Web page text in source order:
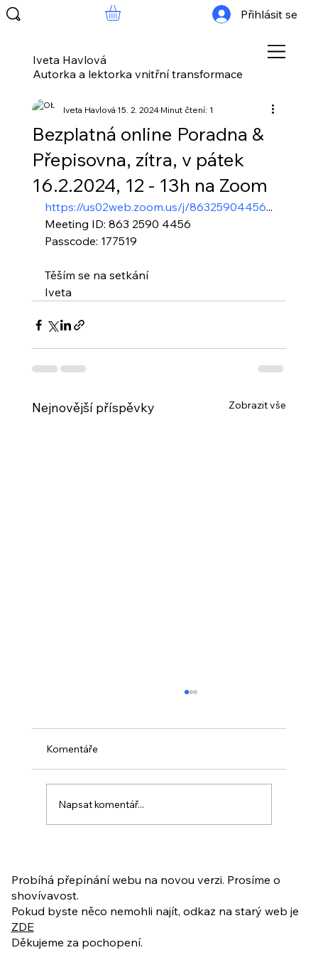
Iveta Havlová
Autorka a lektorka vnitřní transformace
Přihlásit se
Bezplatná online Poradna &
Přepisovna, zítra, v pátek
16.2.2024, 12 - 13h na Zoom
Iveta Havlová15. 2. 2024Minut čtení: 1
https://us02web.zoom.us/j/86325904456...
Meeting ID: 863 2590 4456
Passcode: 177519
Těším se na setkání
Iveta
Nejnovější příspěvky Zobrazit vše
ukázkové lekce
Komentáře
Napsat komentář...
Probíhá přepínání webu na novou verzi. Prosíme o
shovívavost.
Pokud byste něco nemohli najít, odkaz na starý web je
ZDE
Děkujeme za pochopení.